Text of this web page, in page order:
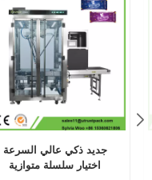
جديد ذكي عالي السرعة
اختيار سلسلة متوازية